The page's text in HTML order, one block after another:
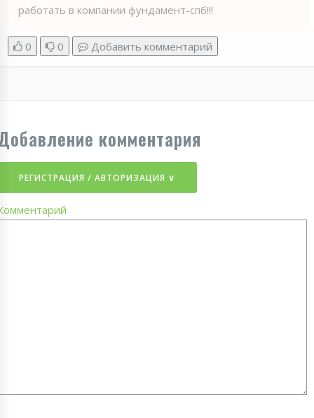
работать в компании фундамент-спб!!!
0 0 Добавить комментарий
комментария
РЕГИСТРАЦИЯ / АВТОРИЗАЦИЯ ∨